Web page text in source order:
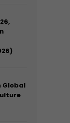
Global